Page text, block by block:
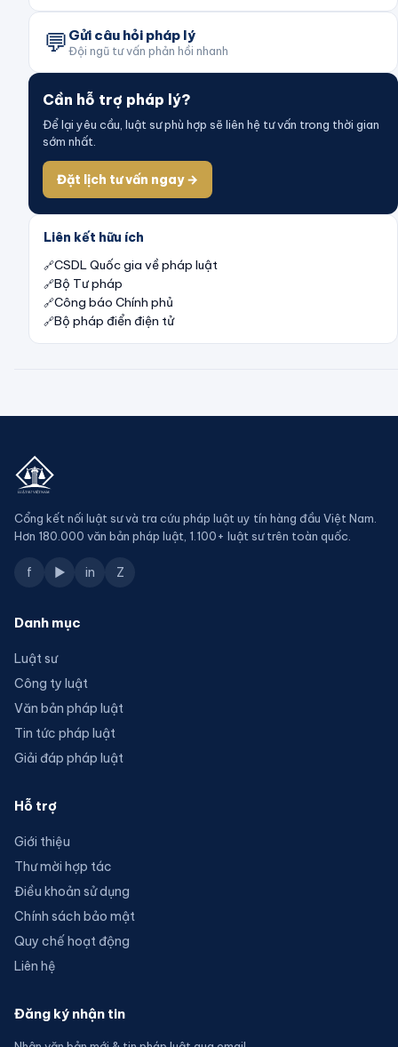
💬 Gửi câu hỏi pháp lý
Đội ngũ tư vấn phản hồi nhanh
Cần hỗ trợ pháp lý?
Để lại yêu cầu, luật sư phù hợp sẽ liên hệ tư vấn trong thời gian
sớm nhất.
Đặt lịch tư vấn ngay →
Liên kết hữu ích
CSDL Quốc gia về pháp luật
Bộ Tư pháp
Công báo Chính phủ
Bộ pháp điển điện tử
Cổng kết nối luật sư và tra cứu pháp luật uy tín hàng đầu Việt Nam.
Hơn 180.000 văn bản pháp luật, 1.100+ luật sư trên toàn quốc.
f ▶ in Z
Danh mục
Luật sư
Công ty luật
Văn bản pháp luật
Tin tức pháp luật
Giải đáp pháp luật
Hỗ trợ
Giới thiệu
Thư mời hợp tác
Điều khoản sử dụng
Chính sách bảo mật
Quy chế hoạt động
Liên hệ
Đăng ký nhận tin